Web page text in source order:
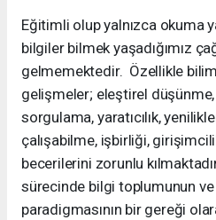
Eğitimli olup yalnızca okuma
bilgiler bilmek yaşadığımız
gelmemektedir. Özellikle
gelişmeler; eleştirel
sorgulama, yaratıcılık,
çalışabilme, işbirliği,
becerilerini zorunlu
sürecinde bilgi toplumunun
paradigmasının bir gereği